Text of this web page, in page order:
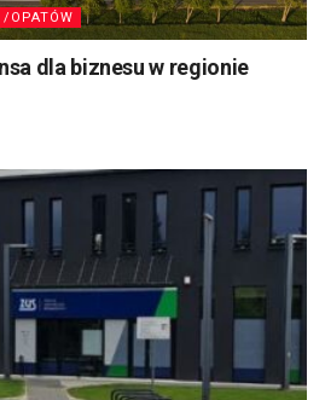
OPATÓW
dla biznesu w regionie